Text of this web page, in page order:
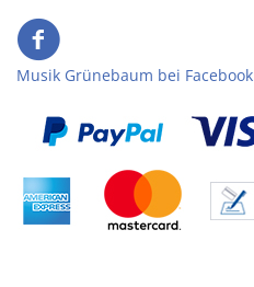
Musik Grünebaum bei Facebook